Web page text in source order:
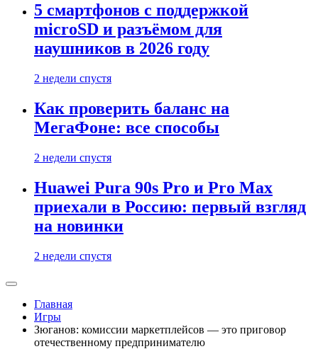
5 смартфонов с поддержкой
microSD и разъёмом для
наушников в 2026 году
2 недели спустя
Как проверить баланс на
МегаФоне: все способы
2 недели спустя
Huawei Pura 90s Pro и Pro Max
приехали в Россию: первый взгляд
на новинки
2 недели спустя
Главная
Игры
Зюганов: комиссии маркетплейсов — это приговор
отечественному предпринимателю